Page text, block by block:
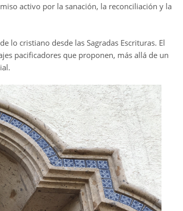
activo por la sanación, la reconciliación y la
lo cristiano desde las Sagradas Escrituras. El
pacificadores que proponen, más allá de un